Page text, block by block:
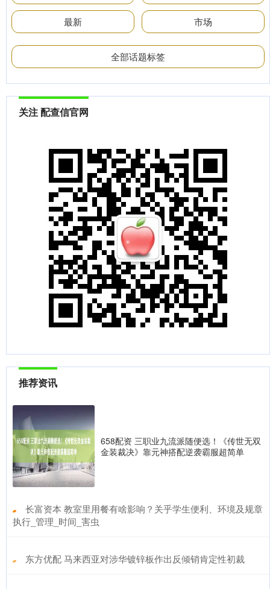
最新 市场
全部话题标签
关注 配查信官网
推荐资讯
658配资 三职业九流派随便选！《传世无双
金装裁决》靠元神搭配逆袭霸服超简单
​长富资本 教室里用餐有啥影响？关乎学生便利、环境及规章
执行_管理_时间_害虫
​东方优配 马来西亚对涉华镀锌板作出反倾销肯定性初裁